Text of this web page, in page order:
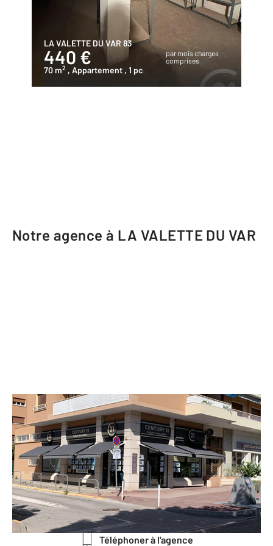
LA VALETTE DU VAR 83
440 €
par mois charges
comprises
70 m2 , Appartement , 1 pc
Notre agence à LA VALETTE DU VAR
CENTURY 21 Colbert Immobilier
64 avenue Pasteur Immeuble les
Muriers - BAT B3
LA VALETTE DU VAR - 83160
Envoyer un message
Téléphoner à l'agence